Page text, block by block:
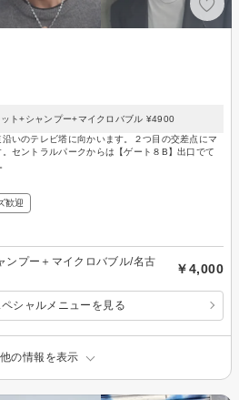
ト+シャンプー+マイクロバブル ¥4900
いのテレビ塔に向かいます。２つ目の交差点にマ
セントラルパークからは【ゲート８B】出口でて
歓迎
ンプー＋マイクロバブル/名古
￥4,000
シャルメニューを見る
の情報を表示